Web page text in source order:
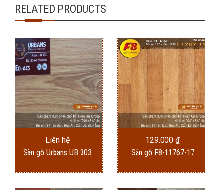
RELATED PRODUCTS
Liên hệ
Sàn gỗ Urbans UB 303
129.000 ₫
Sàn gỗ F8-11767-17